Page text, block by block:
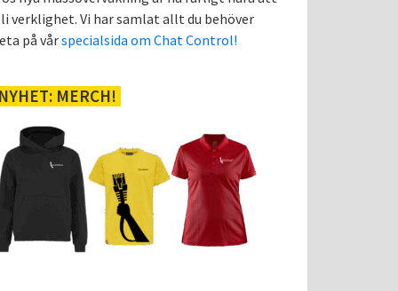
verklighet. Vi har samlat allt du behöver
på vårspecialsida om Chat Control!
NYHET: MERCH!